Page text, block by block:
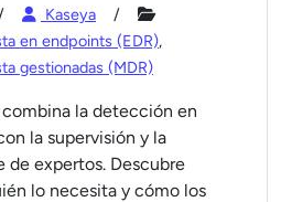
Kaseya
en endpoints (EDR),
gestionadas (MDR)
combina la detección en
la supervisión y la
de expertos. Descubre
lo necesita y cómo los